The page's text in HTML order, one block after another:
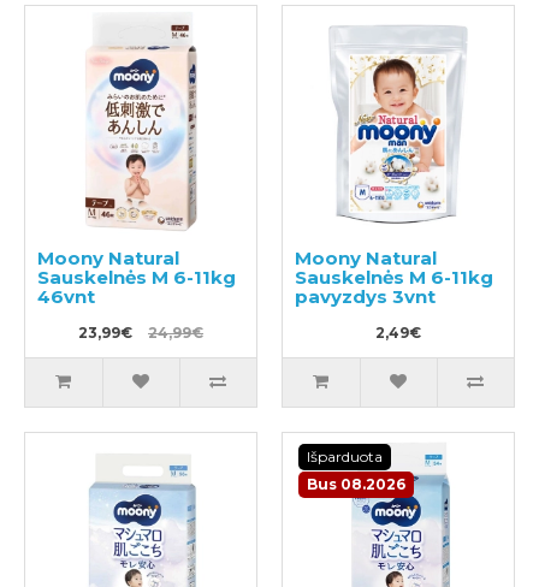
Moony Natural
Sauskelnės M 6-11kg
46vnt
23,99€ 24,99€
Moony Natural
Sauskelnės M 6-11kg
pavyzdys 3vnt
2,49€
Išparduota
Bus 08.2026